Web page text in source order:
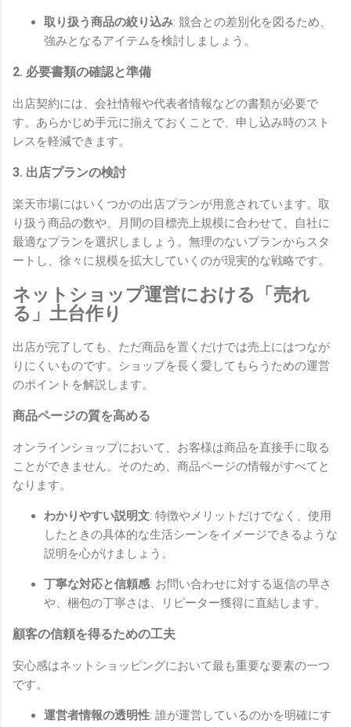
取り扱う商品の絞り込み: 競合との差別化を図るため、
強みとなるアイテムを検討しましょう。
2. 必要書類の確認と準備
出店契約には、会社情報や代表者情報などの書類が必要で
す。あらかじめ手元に揃えておくことで、申し込み時のスト
レスを軽減できます。
3. 出店プランの検討
楽天市場にはいくつかの出店プランが用意されています。取
り扱う商品の数や、月間の目標売上規模に合わせて、自社に
最適なプランを選択しましょう。無理のないプランからスタ
ートし、徐々に規模を拡大していくのが現実的な戦略です。
ネットショップ運営における「売れ
る」土台作り
出店が完了しても、ただ商品を置くだけでは売上にはつなが
りにくいものです。ショップを長く愛してもらうための運営
のポイントを解説します。
商品ページの質を高める
オンラインショップにおいて、お客様は商品を直接手に取る
ことができません。そのため、商品ページの情報がすべてと
なります。
わかりやすい説明文: 特徴やメリットだけでなく、使用
したときの具体的な生活シーンをイメージできるような
説明を心がけましょう。
丁寧な対応と信頼感: お問い合わせに対する返信の早さ
や、梱包の丁寧さは、リピーター獲得に直結します。
顧客の信頼を得るための工夫
安心感はネットショッピングにおいて最も重要な要素の一つ
です。
運営者情報の透明性: 誰が運営しているのかを明確にす